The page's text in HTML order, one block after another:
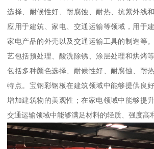
选择、耐候性好、耐腐蚀、耐热、抗紫外线
应用于建筑、家电、交通运输等领域，用于
家电产品的外壳以及交通运输工具的制造等
艺包括预处理、酸洗除锈、涂层处理和烘烤
包括多种颜色选择、耐候性好、耐腐蚀、耐
特点。宝钢彩钢板在建筑领域中能够提供良
增加建筑物的美观性；在家电领域中能够提
交通运输领域中能够满足材料的轻质、强度高